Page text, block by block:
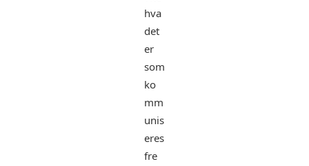
hva
det
er
som
ko
mm
unis
eres
fre